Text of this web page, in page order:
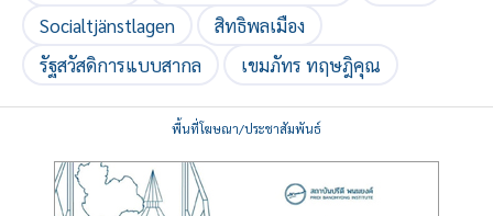
Socialtjänstlagen
สิทธิพลเมือง
รัฐสวัสดิการแบบสากล
เขมภัทร ทฤษฎิคุณ
พื้นที่โฆษณา/ประชาสัมพันธ์